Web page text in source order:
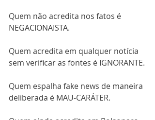
Quem não acredita nos fatos é
NEGACIONAISTA.
Quem acredita em qualquer notícia
sem verificar as fontes é IGNORANTE.
Quem espalha fake news de maneira
deliberada é MAU-CARÁTER.